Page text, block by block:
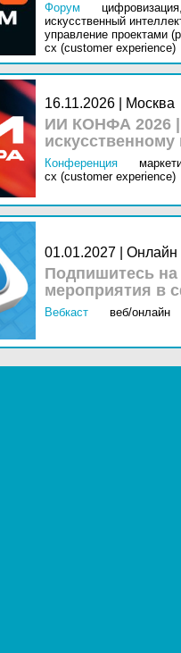
Форум цифровизация,
искусственный
управление проектами
cx (customer experience)
16.11.2026 | Москва
ИИ КОНФА 2026 |
искусственному
Конференция
cx (customer experience)
01.01.2027 | Онлайн
Подпишитесь
мероприятия в
Вебкаст веб/онлайн